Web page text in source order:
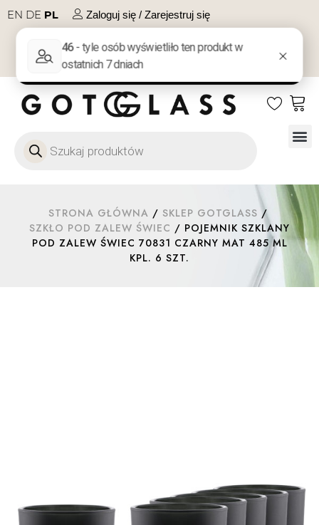
EN DE PL Zaloguj się / Zarejestruj się
NA PREZENT KONTAKT
STRONA GŁÓWNA / SKLEP GOTGLASS /
SZKŁO POD ZALEW ŚWIEC / POJEMNIK SZKLANY
POD ZALEW ŚWIEC 70831 CZARNY MAT 485 ML
KPL. 6 SZT.